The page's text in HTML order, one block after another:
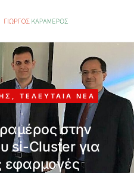
ΤΕΛΕΥΤΑΊΑ ΝΈΑ
στην
si-Cluster για
εφαρμογές